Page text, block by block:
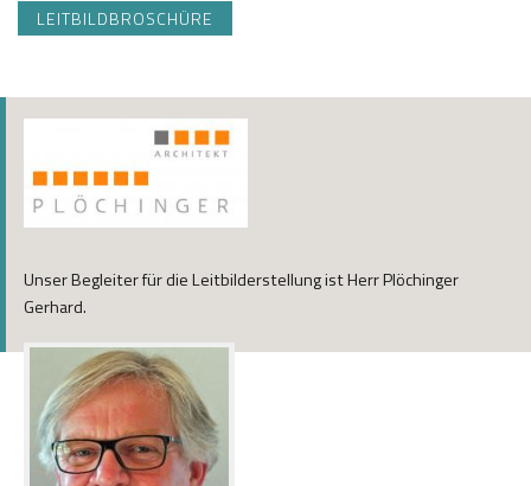
LEITBILDBROSCHÜRE
Unser Begleiter für die Leitbilderstellung ist Herr Plöchinger
Gerhard.